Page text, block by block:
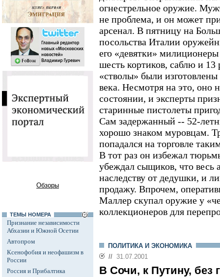
Обзоры
ТЕМЫ НОМЕРА
Признание независимости
Абхазии и Южной Осетии
Автопром
Ксенофобия и неофашизм в
России
Россия и Прибалтика
огнестрельное оружие.
не проблема, и он может
арсенал. В пятницу на
посольства Италии
его «девятки»
шесть кортиков, саблю и 13
«стволы» были
века. Несмотря на это, оно
состоянии, и эксперты
старинные пистолеты
Сам задержанный -- 52-
хорошо знаком муровцам.
попадался на торговле
В тот раз он избежал
убеждал сыщиков, что весь
наследству от дедушки, и
продажу. Впрочем,
Маллер скупал оружие у
коллекционеров для
ПОЛИТИКА И ЭКОНОМИКА
// 31.07.2001
В Сочи, к Путину, без